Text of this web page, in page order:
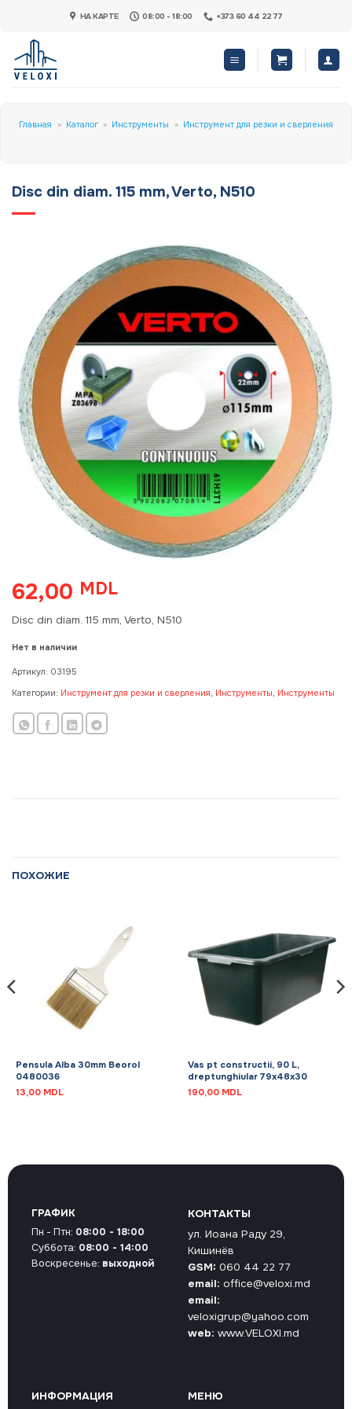
content
НА КАРТЕ 08:00 - 18:00 +373 60 44 22 77
Главная » Каталог » Инструменты » Инструмент для резки и сверления
Disc din diam. 115 mm, Verto, N510
62,00 MDL
Disc din diam. 115 mm, Verto, N510
Нет в наличии
Артикул: 03195
Категории: Инструмент для резки и сверления, Инструменты, Инструменты
ПОХОЖИЕ
Pensula Alba 30mm Beorol
0480036
13,00 MDL
Vas pt constructii, 90 L,
dreptunghiular 79x48x30
190,00 MDL
КОНТАКТЫ
ул. Иоана Раду 29,
Кишинёв
GSM: 060 44 22 77
email: office@veloxi.md
email:
veloxigrup@yahoo.com
web: www.VELOXI.md
ИНФОРМАЦИЯ МЕНЮ
ГРАФИК
Пн - Птн: 08:00 - 18:00
Суббота: 08:00 - 14:00
Воскресенье: выходной